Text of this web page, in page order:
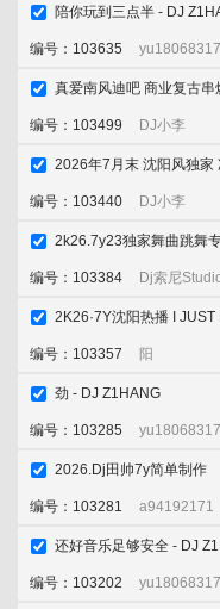
热门歌单
热门专辑
排行榜
音乐上传人
淘歌吧
音乐发布区
添加喜欢
陪你玩到三点半 - DJ
编号：103635
添加喜欢
真爱南风迪吧 商业复古
编号：103499 DJ小李
添加喜欢
2026年7月末 沈阳风独家
编号：103440 DJ小李
添加喜欢
2k26.7y23独家舞曲跳舞
编号：103384 Dj索尼
添加喜欢
2K26·7Y沈阳热播 I
编号：103357 阳
添加喜欢
劲 - DJ Z1HANG
编号：103285
添加喜欢
2026.Dj田帅7y简单制作
编号：103281 a94192171
添加喜欢
还好音乐足够安全 - DJ
编号：103202